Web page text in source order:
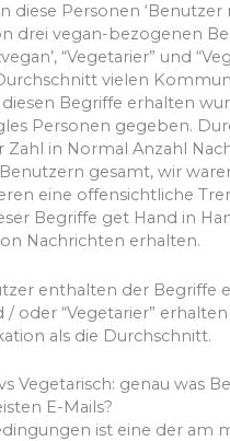
diese Personen ‘Benutzer
drei vegan-bezogenen
“Vegetarier” und
vielen
Begriffe erhalten
Personen gegeben.
Zahl in Normal Anzahl
gesamt, wir
eine offensichtliche
Begriffe get Hand in
Nachrichten erhalten.
enthalten der Begriffe
/ oder “Vegetarier”
als die Durchschnitt.
Vegetarisch: genau was
E-Mails?
ist eine der am